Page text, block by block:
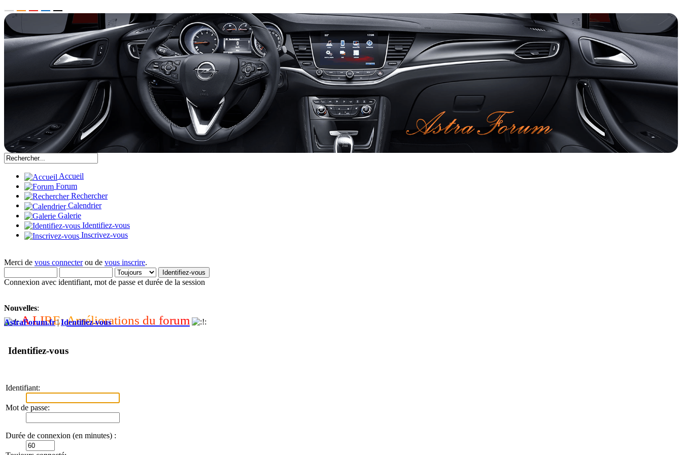
Accueil
Forum
Rechercher
Calendrier
Galerie
Identifiez-vous
Inscrivez-vous
Merci de vous connecterou de vous inscrire.
Connexion avec identifiant, mot de passe et durée de la session
Nouvelles:
A LIRE:Améliorations du forum
AstraForum.fr|Identifiez-vous
Identifiez-vous
Identifiant:
Mot de passe:
Durée de connexion (en minutes) :